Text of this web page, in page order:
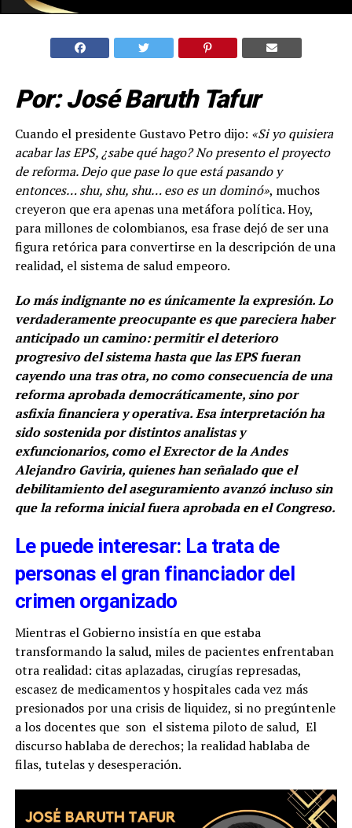
Por: José Baruth Tafur
Cuando el presidente Gustavo Petro dijo: «Si yo quisiera
acabar las EPS, ¿sabe qué hago? No presento el proyecto
de reforma. Dejo que pase lo que está pasando y
entonces… shu, shu, shu… eso es un dominó», muchos
creyeron que era apenas una metáfora política. Hoy,
para millones de colombianos, esa frase dejó de ser una
figura retórica para convertirse en la descripción de una
realidad, el sistema de salud empeoro.
Lo más indignante no es únicamente la expresión. Lo
verdaderamente preocupante es que pareciera haber
anticipado un camino: permitir el deterioro
progresivo del sistema hasta que las EPS fueran
cayendo una tras otra, no como consecuencia de una
reforma aprobada democráticamente, sino por
asfixia financiera y operativa. Esa interpretación ha
sido sostenida por distintos analistas y
exfuncionarios, como el Exrector de la Andes
Alejandro Gaviria, quienes han señalado que el
debilitamiento del aseguramiento avanzó incluso sin
que la reforma inicial fuera aprobada en el Congreso.
Le puede interesar: La trata de
personas el gran financiador del
crimen organizado
Mientras el Gobierno insistía en que estaba
transformando la salud, miles de pacientes enfrentaban
otra realidad: citas aplazadas, cirugías represadas,
escasez de medicamentos y hospitales cada vez más
presionados por una crisis de liquidez, si no pregúntenle
a los docentes que son el sistema piloto de salud, El
discurso hablaba de derechos; la realidad hablaba de
filas, tutelas y desesperación.